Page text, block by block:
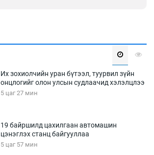
Их зохиолчийн уран бүтээл, туурвил зүйн
онцлогийг олон улсын судлаачид хэлэлцлээ
5 цаг 27 мин
19 байршилд цахилгаан автомашин
цэнэглэх станц байгууллаа
5 цаг 57 мин